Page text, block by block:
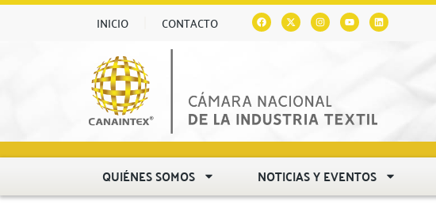
INICIO CONTACTO
QUIÉNES SOMOS NOTICIAS Y EVENTOS